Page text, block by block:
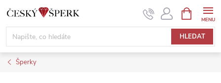
Přejít
obsah
HLEDAT
NÁKUPNÍ
KOŠÍK
Šperky